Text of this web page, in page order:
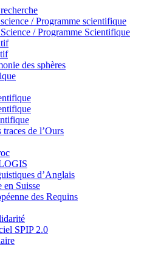
/ Programme scientifique
/ Programme Scientifique
des sphères
de l’Ours
d’Anglais
en Suisse
des Requins
SPIP 2.0